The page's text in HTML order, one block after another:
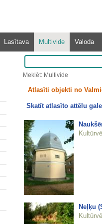
Lasītava Multivide Valoda
Meklēt: Multivide
Atlasīti objekti no
Skatīt atlasīto attēlu
Neļķu